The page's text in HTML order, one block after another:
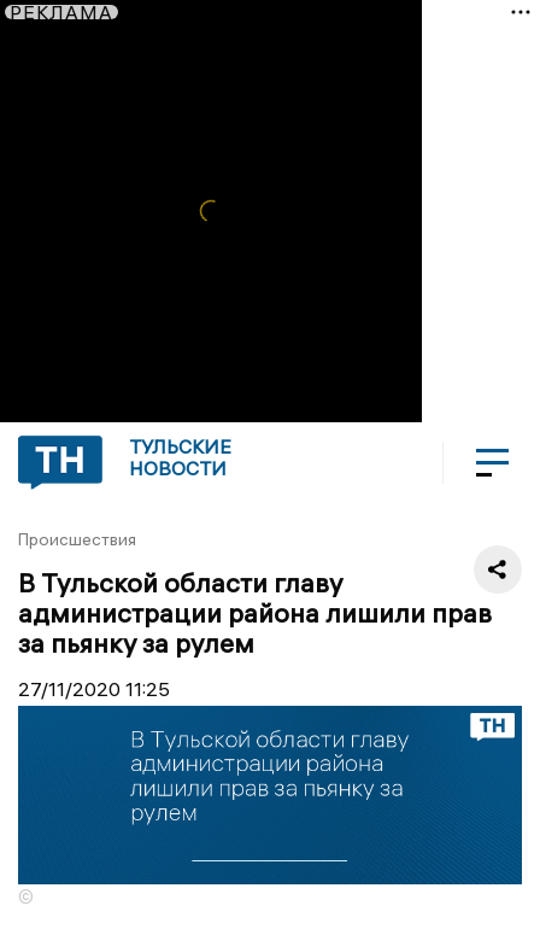
РЕКЛАМА
ТУЛЬСКИЕ
НОВОСТИ
Происшествия
В Тульской области главу
администрации района лишили прав
за пьянку за рулем
27/11/2020 11:25
©